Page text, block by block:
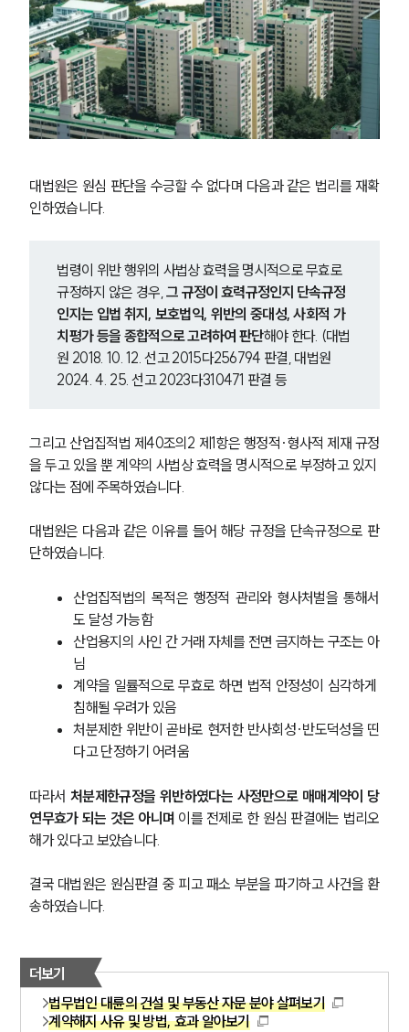
대법원은 원심 판단을 수긍할 수 없다며 다음과 같은 법리를 재확
인하였습니다.
법령이 위반 행위의 사법상 효력을 명시적으로 무효로
규정하지 않은 경우, 그 규정이 효력규정인지 단속규정
인지는 입법 취지, 보호법익, 위반의 중대성, 사회적 가
치평가 등을 종합적으로 고려하여 판단해야 한다. (대법
원 2018. 10. 12. 선고 2015다256794 판결, 대법원
2024. 4. 25. 선고 2023다310471 판결 등
그리고 산업집적법 제40조의2 제1항은 행정적·형사적 제재 규정
을 두고 있을 뿐 계약의 사법상 효력을 명시적으로 부정하고 있지
않다는 점에 주목하였습니다.
대법원은 다음과 같은 이유를 들어 해당 규정을 단속규정으로 판
단하였습니다.
산업집적법의 목적은 행정적 관리와 형사처벌을 통해서
도 달성 가능함
산업용지의 사인 간 거래 자체를 전면 금지하는 구조는 아
님
계약을 일률적으로 무효로 하면 법적 안정성이 심각하게
침해될 우려가 있음
처분제한 위반이 곧바로 현저한 반사회성·반도덕성을 띤
다고 단정하기 어려움
따라서 처분제한규정을 위반하였다는 사정만으로 매매계약이 당
연무효가 되는 것은 아니며 이를 전제로 한 원심 판결에는 법리오
해가 있다고 보았습니다.
결국 대법원은 원심판결 중 피고 패소 부분을 파기하고 사건을 환
송하였습니다.
더보기
법무법인 대륜의 건설 및 부동산 자문 분야 살펴보기
계약해지 사유 및 방법, 효과 알아보기